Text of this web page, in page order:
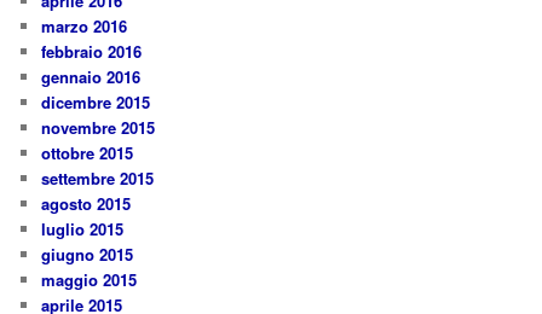
marzo 2016
febbraio 2016
gennaio 2016
dicembre 2015
novembre 2015
ottobre 2015
settembre 2015
agosto 2015
luglio 2015
giugno 2015
maggio 2015
aprile 2015